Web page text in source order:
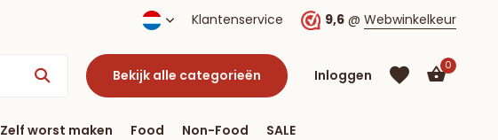
Gratis verzending vanaf € 40Klantenservice 9,6 @ Webwinkelkeur
Bekijk alle categorieën Inloggen
0
Zelf worst maken Food Non-Food SALE